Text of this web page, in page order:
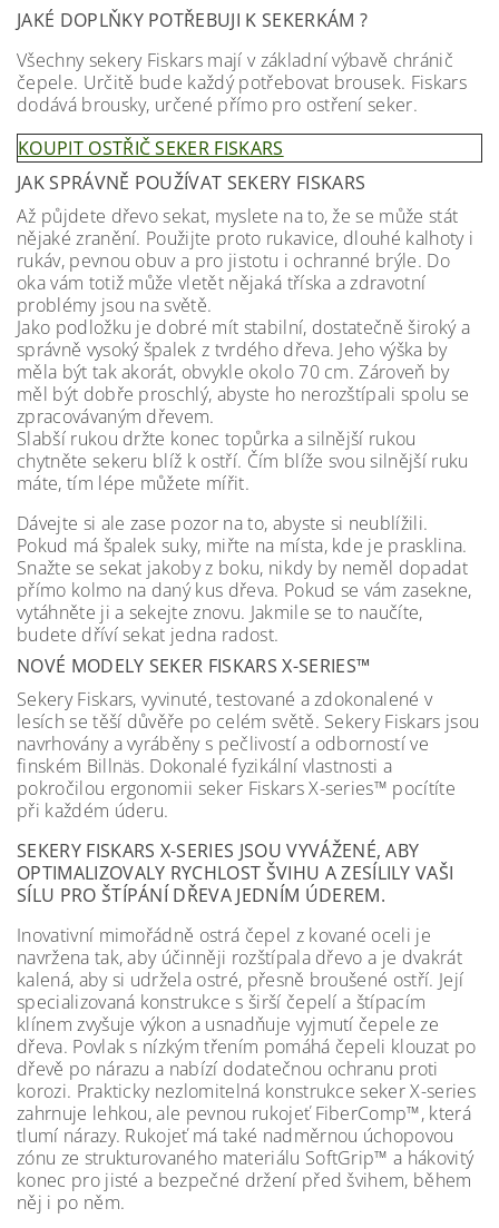
JAKÉ DOPLŇKY POTŘEBUJI K SEKERKÁM ?
Všechny sekery Fiskars mají v základní výbavě chránič
čepele. Určitě bude každý potřebovat brousek. Fiskars
dodává brousky, určené přímo pro ostření seker.
KOUPIT OSTŘIČ SEKER FISKARS
JAK SPRÁVNĚ POUŽÍVAT SEKERY FISKARS
Až půjdete dřevo sekat, myslete na to, že se může stát
nějaké zranění. Použijte proto rukavice, dlouhé kalhoty i
rukáv, pevnou obuv a pro jistotu i ochranné brýle. Do
oka vám totiž může vletět nějaká tříska a zdravotní
problémy jsou na světě.
Jako podložku je dobré mít stabilní, dostatečně široký a
správně vysoký špalek z tvrdého dřeva. Jeho výška by
měla být tak akorát, obvykle okolo 70 cm. Zároveň by
měl být dobře proschlý, abyste ho nerozštípali spolu se
zpracovávaným dřevem.
Slabší rukou držte konec topůrka a silnější rukou
chytněte sekeru blíž k ostří. Čím blíže svou silnější ruku
máte, tím lépe můžete mířit.
Dávejte si ale zase pozor na to, abyste si neublížili.
Pokud má špalek suky, miřte na místa, kde je prasklina.
Snažte se sekat jakoby z boku, nikdy by neměl dopadat
přímo kolmo na daný kus dřeva. Pokud se vám zasekne,
vytáhněte ji a sekejte znovu. Jakmile se to naučíte,
budete dříví sekat jedna radost.
NOVÉ MODELY SEKER FISKARS X-SERIES™
Sekery Fiskars, vyvinuté, testované a zdokonalené v
lesích se těší důvěře po celém světě. Sekery Fiskars jsou
navrhovány a vyráběny s pečlivostí a odborností ve
finském Billnäs. Dokonalé fyzikální vlastnosti a
pokročilou ergonomii seker Fiskars X-series™ pocítíte
při každém úderu.
SEKERY FISKARS X-SERIES JSOU VYVÁŽENÉ, ABY
OPTIMALIZOVALY RYCHLOST ŠVIHU A ZESÍLILY VAŠI
SÍLU PRO ŠTÍPÁNÍ DŘEVA JEDNÍM ÚDEREM.
Inovativní mimořádně ostrá čepel z kované oceli je
navržena tak, aby účinněji rozštípala dřevo a je dvakrát
kalená, aby si udržela ostré, přesně broušené ostří. Její
specializovaná konstrukce s širší čepelí a štípacím
klínem zvyšuje výkon a usnadňuje vyjmutí čepele ze
dřeva. Povlak s nízkým třením pomáhá čepeli klouzat po
dřevě po nárazu a nabízí dodatečnou ochranu proti
korozi. Prakticky nezlomitelná konstrukce seker X-series
zahrnuje lehkou, ale pevnou rukojeť FiberComp™, která
tlumí nárazy. Rukojeť má také nadměrnou úchopovou
zónu ze strukturovaného materiálu SoftGrip™ a hákovitý
konec pro jisté a bezpečné držení před švihem, během
něj i po něm.